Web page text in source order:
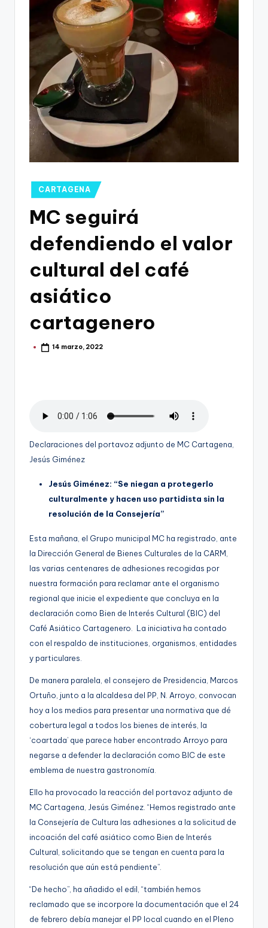
Publicado
en
CARTAGENA
MC seguirá
defendiendo el valor
cultural del café
asiático
cartagenero
Publicado14 marzo, 2022
Declaraciones del portavoz adjunto de MC Cartagena,
Jesús Giménez
Jesús Giménez: “Se niegan a protegerlo
culturalmente y hacen uso partidista sin la
resolución de la Consejería”
Esta mañana, el Grupo municipal MC ha registrado, ante
la Dirección General de Bienes Culturales de la CARM,
las varias centenares de adhesiones recogidas por
nuestra formación para reclamar ante el organismo
regional que inicie el expediente que concluya en la
declaración como Bien de Interés Cultural (BIC) del
Café Asiático Cartagenero. La iniciativa ha contado
con el respaldo de instituciones, organismos, entidades
y particulares.
De manera paralela, el consejero de Presidencia, Marcos
Ortuño, junto a la alcaldesa del PP, N. Arroyo, convocan
hoy a los medios para presentar una normativa que dé
cobertura legal a todos los bienes de interés, la
‘coartada’ que parece haber encontrado Arroyo para
negarse a defender la declaración como BIC de este
emblema de nuestra gastronomía.
Ello ha provocado la reacción del portavoz adjunto de
MC Cartagena, Jesús Giménez. “Hemos registrado ante
la Consejería de Cultura las adhesiones a la solicitud de
incoación del café asiático como Bien de Interés
Cultural, solicitando que se tengan en cuenta para la
resolución que aún está pendiente”.
“De hecho”, ha añadido el edil, “también hemos
reclamado que se incorpore la documentación que el 24
de febrero debía manejar el PP local cuando en el Pleno